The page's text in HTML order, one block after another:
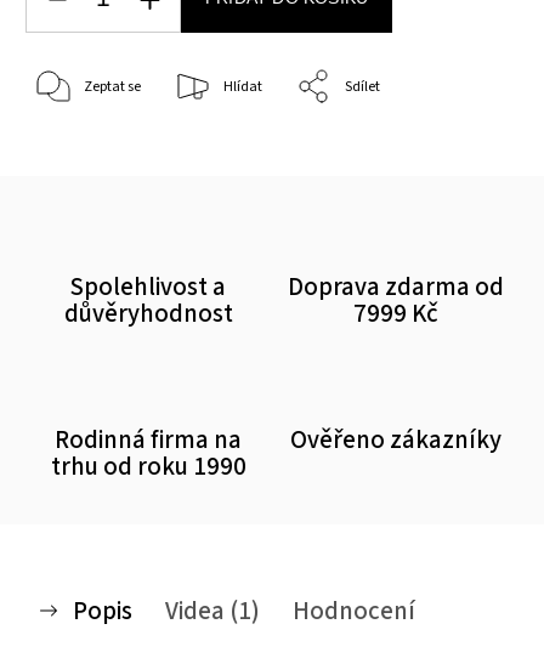
Zeptat se Hlídat Sdílet
Spolehlivost a
důvěryhodnost
Doprava zdarma od
7999 Kč
Rodinná firma na
trhu od roku 1990
Ověřeno zákazníky
Popis Videa (1)
Hodnocení